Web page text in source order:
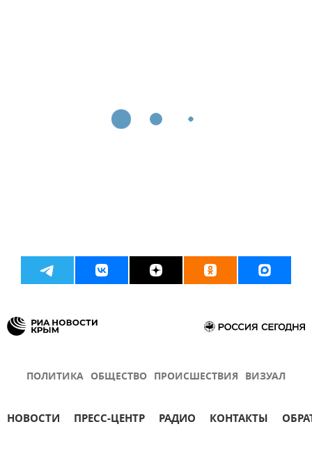
ПОЛИТИКА ОБЩЕСТВО ПРОИСШЕСТВИЯ ВИЗУАЛ
НОВОСТИ ПРЕСС-ЦЕНТР РАДИО КОНТАКТЫ